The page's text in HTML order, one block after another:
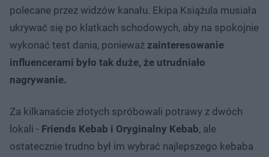
polecane przez widzów kanału. Ekipa Książula musiała
ukrywać się po klatkach schodowych, aby na spokojnie
wykonać test dania, ponieważ zainteresowanie
influencerami było tak duże, że utrudniało
nagrywanie.
Za kilkanaście złotych spróbowali potrawy z dwóch
lokali - Friends Kebab i Oryginalny Kebab, ale
ostatecznie trudno był im wybrać najlepszego kebaba